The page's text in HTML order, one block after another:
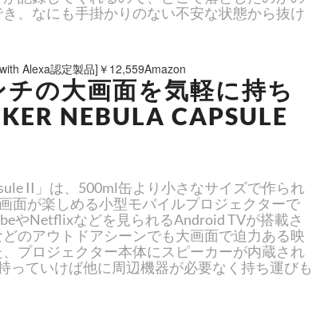
、なにも手掛かりのない不安な状態から抜け
Alexa認定製品]￥12,559Amazon
の大画面を気軽に持ち
NEBULA CAPSULE
II」は、500ml缶より小さなサイズで作られ
面が楽しめる小型モバイルプロジェクターで
やNetflixなどを見られるAndroid TVが搭載さ
のアウトドアシーンでも大画面で迫力ある映
プロジェクター本体にスピーカーが内蔵され
っていけば他に周辺機器が必要なく持ち運びも